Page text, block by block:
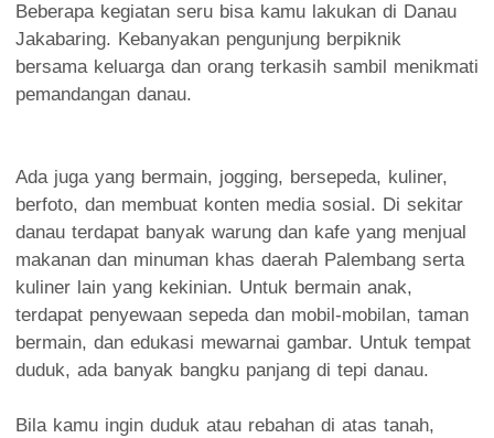
Beberapa kegiatan seru bisa kamu lakukan di Danau
Jakabaring. Kebanyakan pengunjung berpiknik
bersama keluarga dan orang terkasih sambil menikmati
pemandangan danau.
Ada juga yang bermain, jogging, bersepeda, kuliner,
berfoto, dan membuat konten media sosial. Di sekitar
danau terdapat banyak warung dan kafe yang menjual
makanan dan minuman khas daerah Palembang serta
kuliner lain yang kekinian. Untuk bermain anak,
terdapat penyewaan sepeda dan mobil-mobilan, taman
bermain, dan edukasi mewarnai gambar. Untuk tempat
duduk, ada banyak bangku panjang di tepi danau.
Bila kamu ingin duduk atau rebahan di atas tanah,